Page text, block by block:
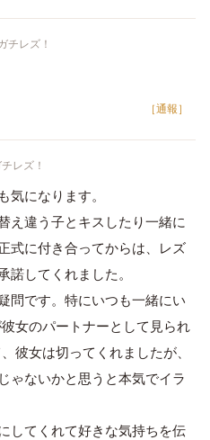
チレズ！
［通報］
レズ！
になります。
え違う子とキスしたり一緒に
式に付き合ってからは、レズ
諾してくれました。
問です。特にいつも一緒にい
女のパートナーとして見られ
彼女は切ってくれましたが、
ゃないかと思うと本気でイラ
してくれて好きな気持ちを伝